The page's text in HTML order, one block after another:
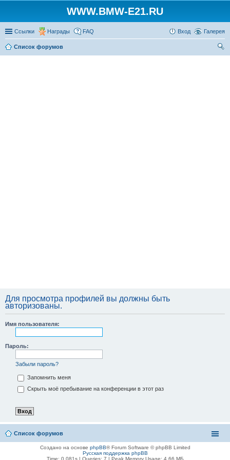
WWW.BMW-E21.RU
Ссылки Награды Галерея
FAQ Вход
Список форумов
Для просмотра профилей вы должны быть
авторизованы.
Имя пользователя:
Пароль:
Забыли пароль?
Запомнить меня
Скрыть моё пребывание на конференции в этот раз
Список форумов
Создано на основе phpBB® Forum Software © phpBB Limited
Русская поддержка phpBB
Time: 0.081s| Queries: 7 | Peak Memory Usage: 4.66 МБ